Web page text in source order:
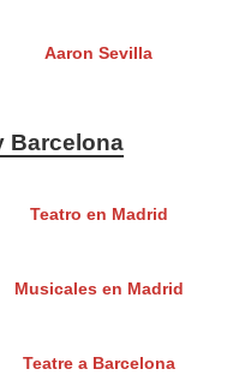
Aaron Sevilla
Barcelona
Teatro en Madrid
Musicales en Madrid
Teatre a Barcelona